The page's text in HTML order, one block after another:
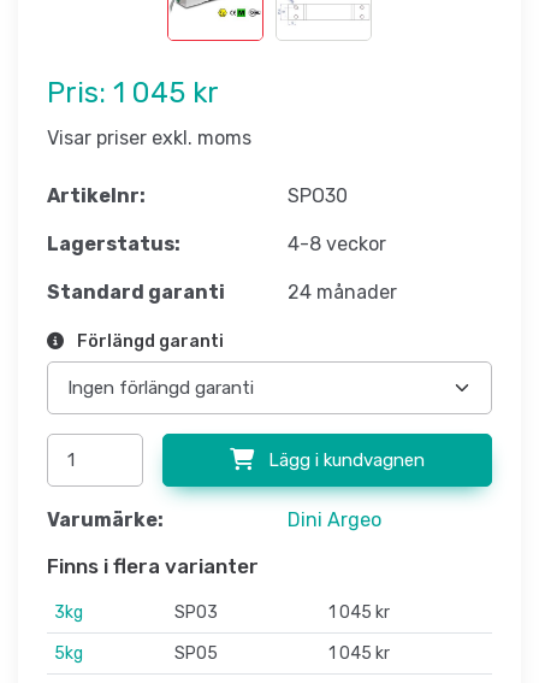
Pris: 1 045 kr
Visar priser exkl. moms
Artikelnr: SPO30
Lagerstatus: 4-8 veckor
Standard garanti 24 månader
Förlängd garanti
Lägg i kundvagnen
Varumärke: Dini Argeo
Finns i flera varianter
3kg SPO3
1 045 kr
5kg
SPO5
1 045 kr